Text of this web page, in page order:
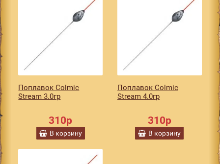
Поплавок Colmic
Stream 3.0гр
310р
В корзину
Поплавок Colmic
Stream 4.0гр
310р
В корзину